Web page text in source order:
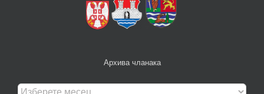
Архива чланака
Архива